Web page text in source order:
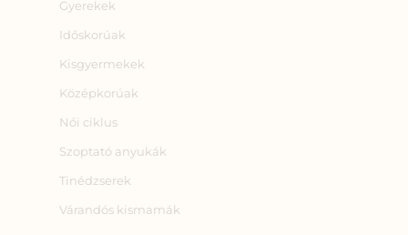
Gyerekek
Időskorúak
Kisgyermekek
Középkorúak
Női ciklus
Szoptató anyukák
Tinédzserek
Várandós kismamák